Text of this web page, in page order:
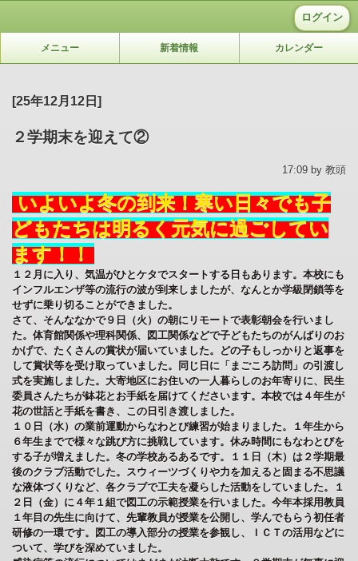
ログイン
メニュー 新着情報 カレンダー
[25年12月12日]
２学期末を迎えて②
17:09 by 教頭
いよいよ冬の到来！寒い日々でも子
どもたちは明るく元気に過ごしてい
ます！！
１２月に入り、気温がひとケタでスタートする日もあります。本校にも
インフルエンザ等の流行の波が到来しましたが、なんとか学級閉鎖等を
せずに乗り切ることができました。
さて、そんななかで９日（火）の朝にリモートで表彰朝会を行いまし
た。体育館関係や理科関係、図工関係などで子どもたちのがんばりのお
かげで、たくさんの賞状が届いていました。どの子もしっかりと返事を
して賞状等を受け取っていました。同じ日に「まごころ訪問」の引渡し
式を実施しました。大寄地区にお住いの一人暮らしのお年寄りに、民生
委員さんたちが鉢花とお手紙を届けてくださいます。本校では４年生が
花の世話と手紙を書き、この日引き渡しました。
１０日（水）の業前運動からなわとび練習が始まりました。１年生から
６年生までで様々な跳び方に挑戦しています。休み時間にもなわとびを
する子が増えました。冬の学校あるあるです。１１日（木）は２学期最
後のクラブ活動でした。スウィーツづくりや力を加えると固まる不思議
な液体づくりなど、各クラブで工夫を凝らした活動をしていました。１
２日（金）に４年１組で図工の示範授業を行いました。今年本採用教員
１年目の先生に向けて、先輩教員が授業を公開し、学んでもらう初任者
研修の一環です。図工の導入部分の授業を参観し、ＩＣＴの活用などに
ついて、学びを深めていました。